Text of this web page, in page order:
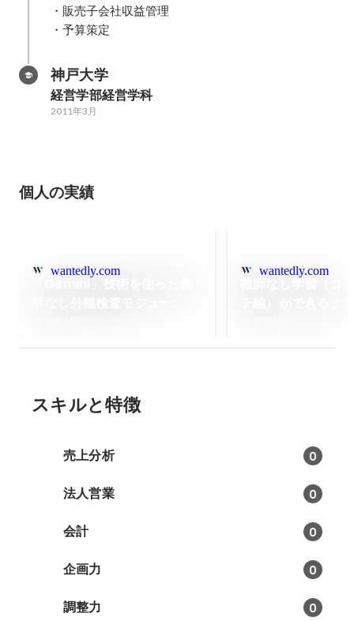
・販売子会社収益管理
・予算策定
神戸大学
経営学部経営学科
2011年3月
個人の実績
wantedly.com wantedly.com
スキルと特徴
売上分析 0
法人営業 0
会計 0
企画力 0
調整力 0